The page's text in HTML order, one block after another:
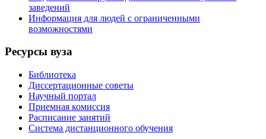
заведений
Информация для людей с ограниченными
возможностями
Ресурсы вуза
Библиотека
Диссертационные советы
Научный портал
Приемная комиссия
Расписание занятий
Система дистанционного обучения